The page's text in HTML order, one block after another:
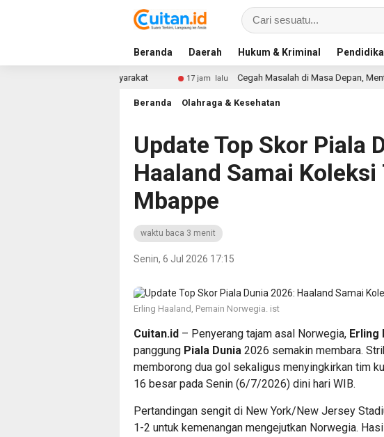
Beranda Daerah Hukum & Kriminal
17 jam lalu Cegah Masalah di Masa Depan, Menteri Nusron
Beranda Olahraga & Kesehatan
Update Top Skor Piala
Haaland Samai
Mbappe
waktu baca 3 menit
Senin, 6 Jul 2026 17:15
Erling Haaland, Pemain Norwegia. ist
Cuitan.id – Penyerang tajam asal Norwegia, Erling
panggung Piala Dunia 2026 semakin membara.
memborong dua gol sekaligus menyingkirkan tim
16 besar pada Senin (6/7/2026) dini hari WIB.
Pertandingan sengit di New York/New Jersey
1-2 untuk kemenangan mengejutkan Norwegia.